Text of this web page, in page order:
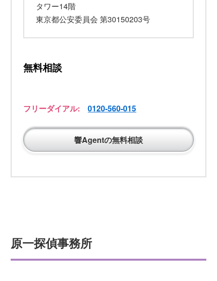
タワー14階
東京都公安委員会 第30150203号
無料相談
フリーダイアル:0120-560-015
響Agentの無料相談
原一探偵事務所